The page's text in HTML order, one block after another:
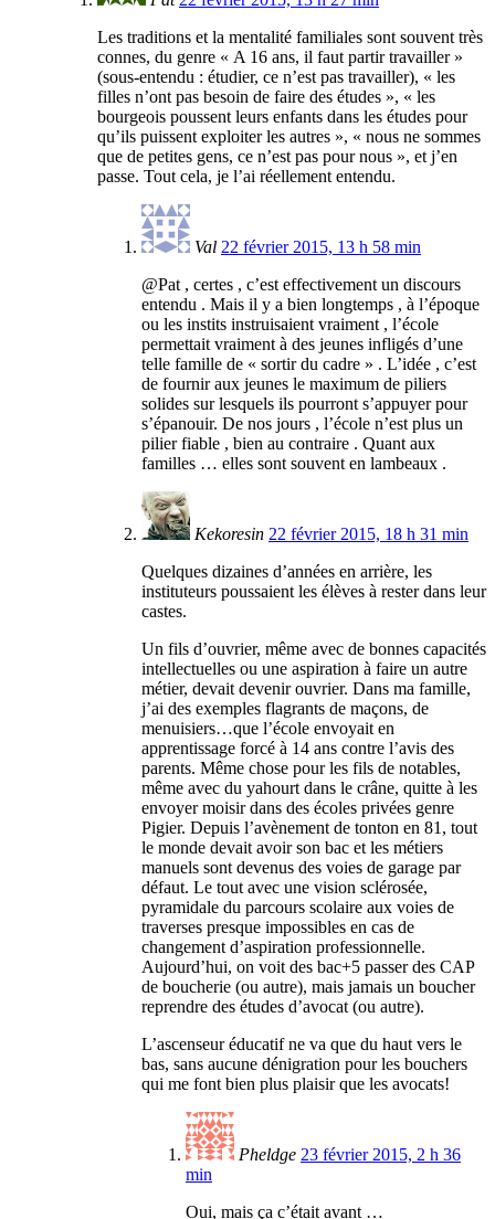
Les traditions et la mentalité familiales sont souvent très
connes, du genre « A 16 ans, il faut partir travailler »
(sous-entendu : étudier, ce n’est pas travailler), « les
filles n’ont pas besoin de faire des études », « les
bourgeois poussent leurs enfants dans les études pour
qu’ils puissent exploiter les autres », « nous ne sommes
que de petites gens, ce n’est pas pour nous », et j’en
passe. Tout cela, je l’ai réellement entendu.
Val 22 février 2015, 13 h 58 min
@Pat , certes , c’est effectivement un discours
entendu . Mais il y a bien longtemps , à l’époque
ou les instits instruisaient vraiment , l’école
permettait vraiment à des jeunes infligés d’une
telle famille de « sortir du cadre » . L’idée , c’est
de fournir aux jeunes le maximum de piliers
solides sur lesquels ils pourront s’appuyer pour
s’épanouir. De nos jours , l’école n’est plus un
pilier fiable , bien au contraire . Quant aux
familles … elles sont souvent en lambeaux .
Kekoresin 22 février 2015, 18 h 31 min
Quelques dizaines d’années en arrière, les
instituteurs poussaient les élèves à rester dans leur
castes.
Un fils d’ouvrier, même avec de bonnes capacités
intellectuelles ou une aspiration à faire un autre
métier, devait devenir ouvrier. Dans ma famille,
j’ai des exemples flagrants de maçons, de
menuisiers…que l’école envoyait en
apprentissage forcé à 14 ans contre l’avis des
parents. Même chose pour les fils de notables,
même avec du yahourt dans le crâne, quitte à les
envoyer moisir dans des écoles privées genre
Pigier. Depuis l’avènement de tonton en 81, tout
le monde devait avoir son bac et les métiers
manuels sont devenus des voies de garage par
défaut. Le tout avec une vision sclérosée,
pyramidale du parcours scolaire aux voies de
traverses presque impossibles en cas de
changement d’aspiration professionnelle.
Aujourd’hui, on voit des bac+5 passer des CAP
de boucherie (ou autre), mais jamais un boucher
reprendre des études d’avocat (ou autre).
L’ascenseur éducatif ne va que du haut vers le
bas, sans aucune dénigration pour les bouchers
qui me font bien plus plaisir que les avocats!
Pheldge 23 février 2015, 2 h 36
min
Oui, mais ça c’était avant …